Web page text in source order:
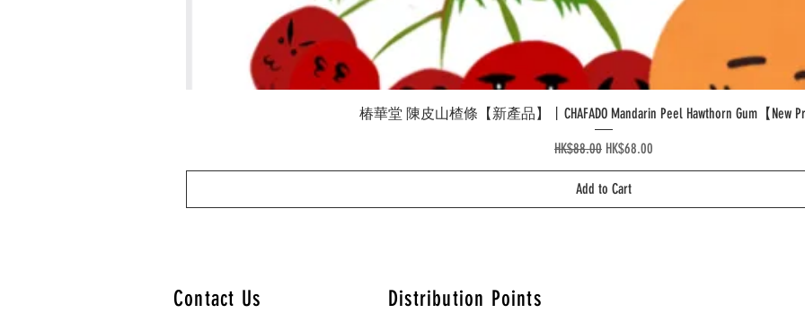
Quick View
椿華堂 陳皮山楂條【新產品】丨CHAFADO Mandarin Peel Hawthorn Gum【New
Regular Price
HK$88.00 Sale Price
HK$68.00
Add to Cart
Contact Us Distribution Points